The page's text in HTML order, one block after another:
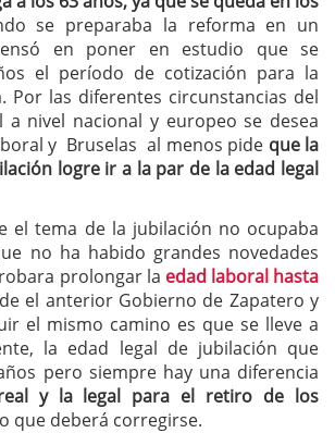
se preparaba la reforma en un
en poner en estudio que se
el período de cotización para la
Por las diferentes circunstancias del
a nivel nacional y europeo se desea
y Bruselas al menos pide que la
logre ir a la par de la edad legal
el tema de la jubilación no ocupaba
no ha habido grandes novedades
prolongar la edad laboral hasta
el anterior Gobierno de Zapatero y
el mismo camino es que se lleve a
la edad legal de jubilación que
pero siempre hay una diferencia
y la legal para el retiro de los
que deberá corregirse.